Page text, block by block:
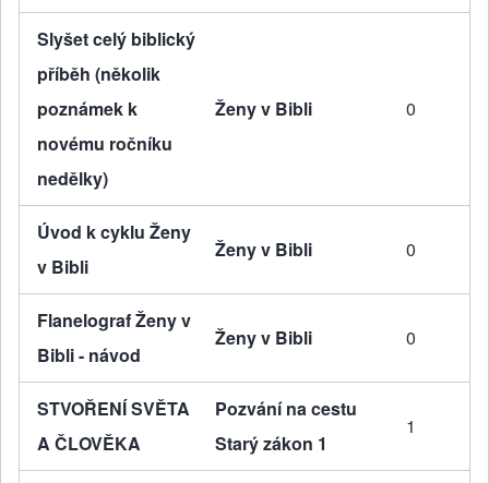
Slyšet celý biblický
příběh (několik
poznámek k
novému ročníku
nedělky)
Ženy v Bibli 0
Úvod k cyklu Ženy
v Bibli
Ženy v Bibli 0
Flanelograf Ženy v
Bibli - návod
Ženy v Bibli 0
STVOŘENÍ SVĚTA
A ČLOVĚKA
Pozvání na cestu
Starý zákon 1
1